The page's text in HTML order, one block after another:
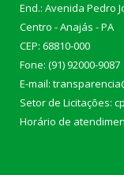
End.: Avenida Pedro
Centro - Anajás - PA
CEP: 68810-000
Fone: (91) 92000-9087
E-mail:
Setor de Licitações:
Horário de